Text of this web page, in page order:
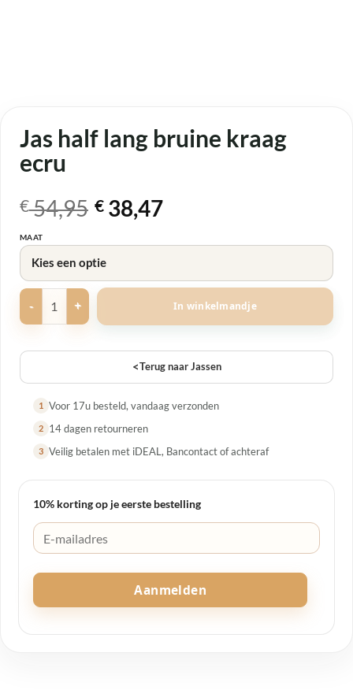
Jas half lang bruine kraag
ecru
€54,95
Oorspronkelijke
prijs
was:
€ 54,95.
€ 38,47
Huidige
prijs
is:
€ 38,47.
MAAT
Jas half lang bruine kraag ecru aantal
In winkelmandje
<Terug naar Jassen
1 Voor 17u besteld, vandaag verzonden
2 14 dagen retourneren
3 Veilig betalen met iDEAL, Bancontact of achteraf
10% korting op je eerste bestelling
Aanmelden